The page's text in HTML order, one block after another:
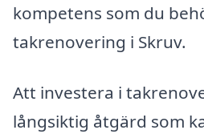
kompetens som du
takrenovering i Skruv.
Att investera i
långsiktig åtgärd som